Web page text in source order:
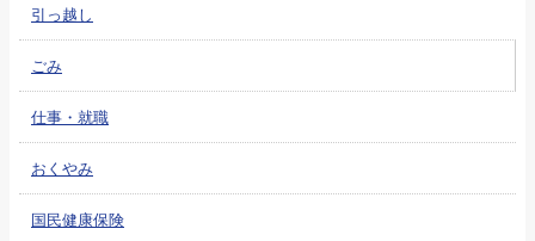
引っ越し
ごみ
仕事・就職
おくやみ
国民健康保険